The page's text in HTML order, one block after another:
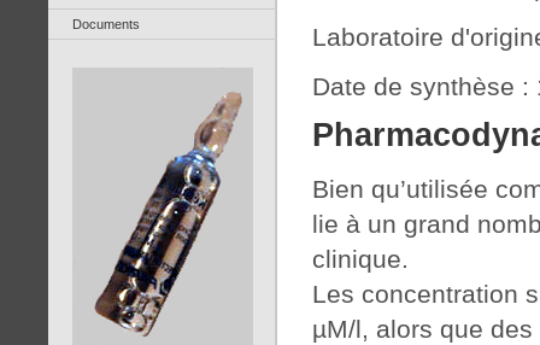
Documents
Laboratoire
Date de synthèse :
Bien qu’utilisée
lie à un grand
clinique.
Les concentration
µM/l, alors que